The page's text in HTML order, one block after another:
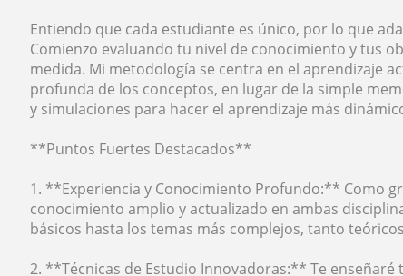
Entiendo que cada estudiante es único, por lo que
Comienzo evaluando tu nivel de conocimiento y tus
medida. Mi metodología se centra en el aprendizaje
profunda de los conceptos, en lugar de la simple
y simulaciones para hacer el aprendizaje más
**Puntos Fuertes Destacados**
1. **Experiencia y Conocimiento Profundo:** Como
conocimiento amplio y actualizado en ambas
básicos hasta los temas más complejos, tanto
2. **Técnicas de Estudio Innovadoras:** Te